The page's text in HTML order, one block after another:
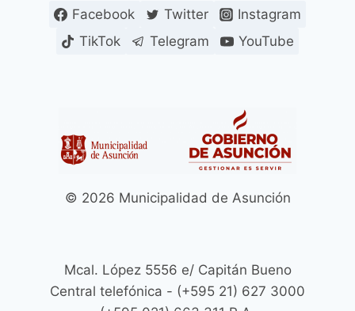
Facebook Twitter
Instagram
TikTok
Telegram YouTube
© 2026 Municipalidad de Asunción
Mcal. López 5556 e/ Capitán Bueno
Central telefónica - (+595 21) 627 3000